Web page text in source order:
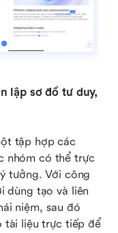
lập sơ đồ tư duy,
tập hợp các
nhóm có thể trực
tưởng. Với công
dùng tạo và liên
niệm, sau đó
tài liệu trực tiếp để